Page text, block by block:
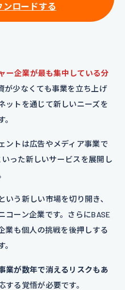
ンロードする
ー企業が最も集中している分
が少なくても事業を立ち上げ
ットを通じて新しいニーズを
ントは広告やメディア事業で
った新しいサービスを展開し
いう新しい市場を切り開き、
コーン企業です。さらにBASE
業も個人の挑戦を後押しする
業が数年で消えるリスクもあ
する覚悟が必要です。